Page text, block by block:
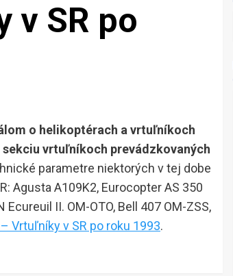
v SR po
o helikoptérach a vrtuľníkoch
vrtuľníkoch prevádzkovaných
parametre niektorých v tej dobe
Agusta A109K2, Eurocopter AS 350
II. OM-OTO, Bell 407 OM-ZSS,
Vrtuľníky v SR po roku 1993.